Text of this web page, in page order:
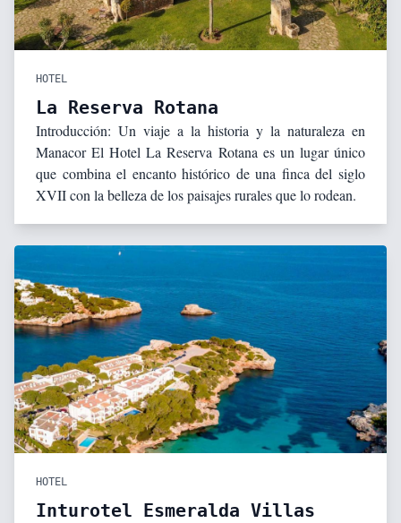
HOTEL
La Reserva Rotana
Introducción: Un viaje a la historia y la naturaleza en
Manacor El Hotel La Reserva Rotana es un lugar único
que combina el encanto histórico de una finca del siglo
XVII con la belleza de los paisajes rurales que lo rodean.
HOTEL
Inturotel Esmeralda Villas